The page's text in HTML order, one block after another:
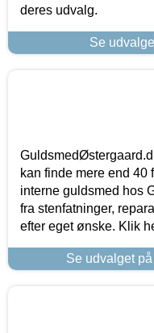
deres udvalg.
Se
kan finde mere end
interne guldsmed hos
fra stenfatninger,
efter eget ønske. Klik
Se udvalget